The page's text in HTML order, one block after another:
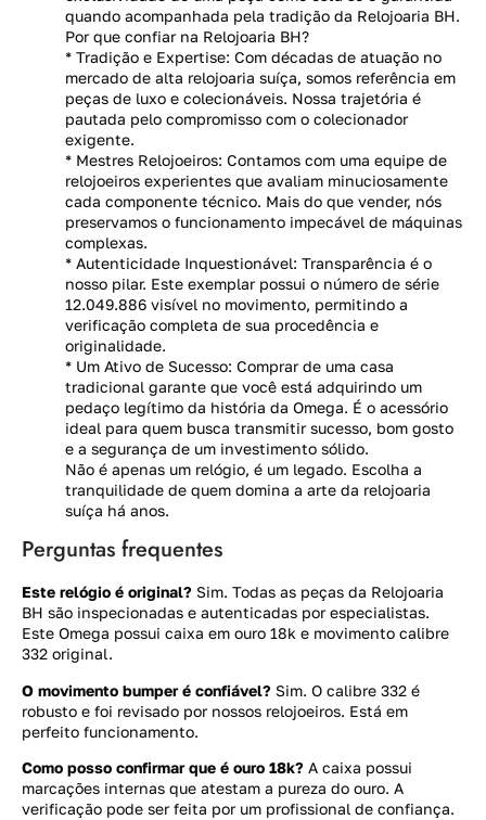
quando acompanhada pela tradição da Relojoaria BH.
Por que confiar na Relojoaria BH?
* Tradição e Expertise: Com décadas de atuação no
mercado de alta relojoaria suíça, somos referência em
peças de luxo e colecionáveis. Nossa trajetória é
pautada pelo compromisso com o colecionador
exigente.
* Mestres Relojoeiros: Contamos com uma equipe de
relojoeiros experientes que avaliam minuciosamente
cada componente técnico. Mais do que vender, nós
preservamos o funcionamento impecável de máquinas
complexas.
* Autenticidade Inquestionável: Transparência é o
nosso pilar. Este exemplar possui o número de série
12.049.886 visível no movimento, permitindo a
verificação completa de sua procedência e
originalidade.
* Um Ativo de Sucesso: Comprar de uma casa
tradicional garante que você está adquirindo um
pedaço legítimo da história da Omega. É o acessório
ideal para quem busca transmitir sucesso, bom gosto
e a segurança de um investimento sólido.
Não é apenas um relógio, é um legado. Escolha a
tranquilidade de quem domina a arte da relojoaria
suíça há anos.
Perguntas frequentes
Este relógio é original? Sim. Todas as peças da Relojoaria
BH são inspecionadas e autenticadas por especialistas.
Este Omega possui caixa em ouro 18k e movimento calibre
332 original.
O movimento bumper é confiável? Sim. O calibre 332 é
robusto e foi revisado por nossos relojoeiros. Está em
perfeito funcionamento.
Como posso confirmar que é ouro 18k? A caixa possui
marcações internas que atestam a pureza do ouro. A
verificação pode ser feita por um profissional de confiança.